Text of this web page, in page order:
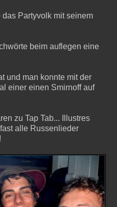
Partyvolk mit seinem
beim auflegen eine
und man konnte mit der
einer einen Smirnoff auf
zu Tap Tab... Illustres
alle Russenlieder